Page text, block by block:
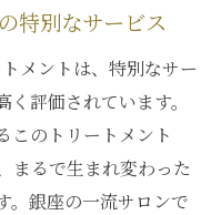
特別なサービス
メントは、特別なサー
評価されています。
このトリートメント
まるで生まれ変わった
。銀座の一流サロンで